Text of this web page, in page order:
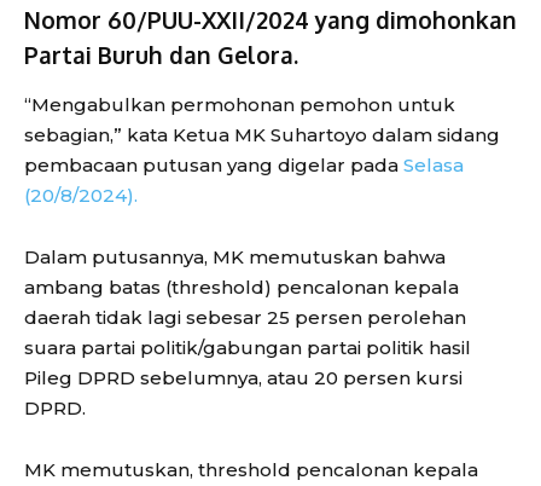
Nomor 60/PUU-XXII/2024 yang dimohonkan
Partai Buruh dan Gelora.
“Mengabulkan permohonan pemohon untuk
sebagian,” kata Ketua MK Suhartoyo dalam sidang
pembacaan putusan yang digelar pada Selasa
(20/8/2024).
Dalam putusannya, MK memutuskan bahwa
ambang batas (threshold) pencalonan kepala
daerah tidak lagi sebesar 25 persen perolehan
suara partai politik/gabungan partai politik hasil
Pileg DPRD sebelumnya, atau 20 persen kursi
DPRD.
MK memutuskan, threshold pencalonan kepala